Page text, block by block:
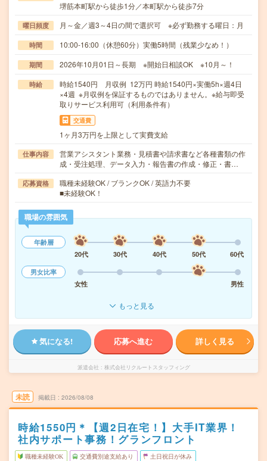
堺筋本町駅から徒歩1分／本町駅から徒歩7分
曜日頻度 月～金／週3～4日の間で選択可 ※必ず勤務する曜日：月
時間 10:00-16:00（休憩60分）実働5時間（残業少なめ！）
期間 2026年10月01日～長期 ※開始日相談OK ※10月～！
時給
時給1540円 月収例 12万円 時給1540円×実働5h×週4日
×4週 ※月収例を保証するものではありません。※給与即受
取りサービス利用可（利用条件有）
交通費
1ヶ月3万円を上限として実費支給
仕事内容
営業アシスタント業務・見積書や請求書など各種書類の作
成・受注処理、データ入力・報告書の作成・修正・書…
応募資格
職種未経験OK / ブランクOK / 英語力不要
■未経験OK！
職場の雰囲気
年齢層
20代
30代 40代 50代
60代
男女比率
女性
男性
もっと見る
気になる! 応募へ進む 詳しく見る
派遣会社 株式会社リクルートスタッフィング
未読 掲載日 2026/08/08
時給1550円＊【週2日在宅！】大手IT業界！
社内サポート事務！グランフロント
職種未経験OK 交通費別途支給あり 土日祝日が休み